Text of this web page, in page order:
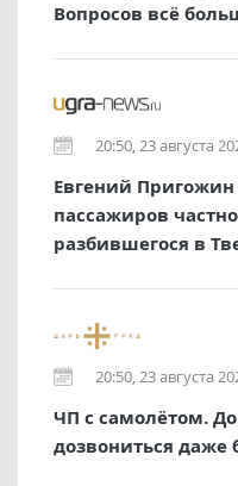
Вопросов всё
20:50, 23 августа
Евгений
пассажиров
разбившегося в
20:50, 23 августа
ЧП с самолётом.
дозвониться даже